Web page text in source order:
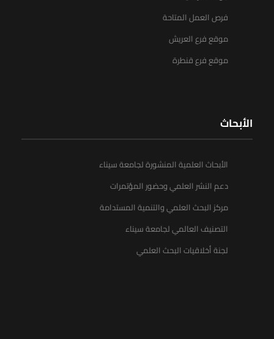
فرص العمل المتاحة
موقع فرع العريش
موقع فرع قنطرة
الأبحاث
الأبحاث العلمية المنشورة لجامعة سيناء
دعم النشر العلمي وحضور المؤتمرات
مركز البحث العلمي والتنمية المستدامة
التصنيف العالمي لجامعة سيناء
لجنة أخلاقيات البحث العلمي